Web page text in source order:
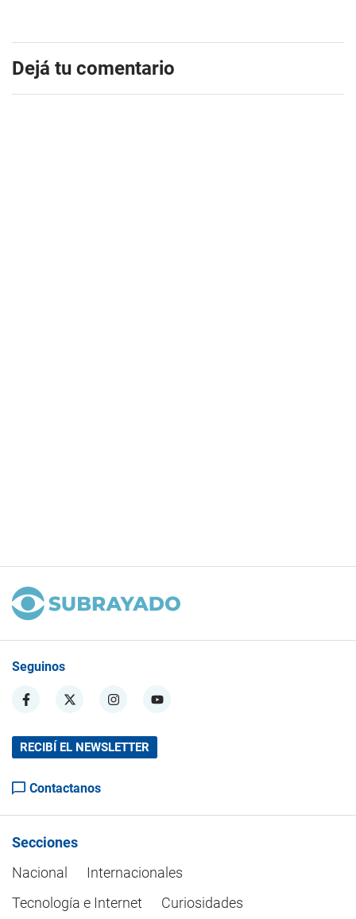
Dejá tu comentario
Seguinos
RECIBÍ EL NEWSLETTER
Contactanos
Secciones
Nacional
Internacionales
Tecnología e Internet
Curiosidades